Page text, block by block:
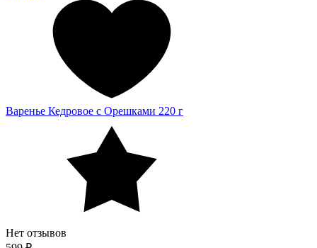
Варенье Кедровое с Орешками 220 г
Нет отзывов